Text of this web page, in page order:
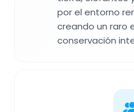
por el entorno
creando un raro
conservación